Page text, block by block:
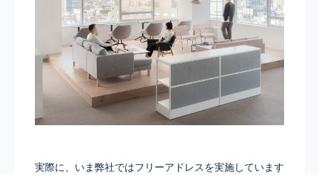
実際に、いま弊社ではフリーアドレスを実施しています